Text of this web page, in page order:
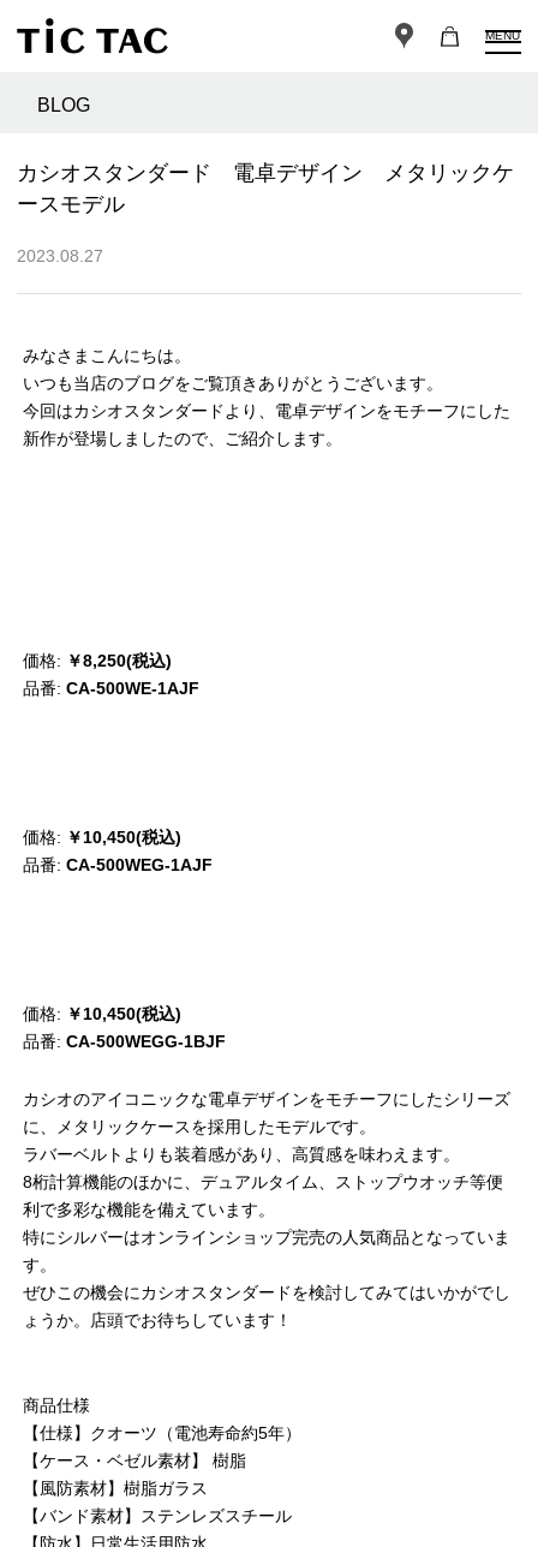
MENU
BLOG
カシオスタンダード 電卓デザイン メタリックケ
ースモデル
2023.08.27
みなさまこんにちは。
いつも当店のブログをご覧頂きありがとうございます。
今回はカシオスタンダードより、電卓デザインをモチーフにした
新作が登場しましたので、ご紹介します。
価格: ￥8,250(税込)
品番: CA-500WE-1AJF
価格: ￥10,450(税込)
品番: CA-500WEG-1AJF
価格: ￥10,450(税込)
品番: CA-500WEGG-1BJF
カシオのアイコニックな電卓デザインをモチーフにしたシリーズ
に、メタリックケースを採用したモデルです。
ラバーベルトよりも装着感があり、高質感を味わえます。
8桁計算機能のほかに、デュアルタイム、ストップウオッチ等便
利で多彩な機能を備えています。
特にシルバーはオンラインショップ完売の人気商品となっていま
す。
ぜひこの機会にカシオスタンダードを検討してみてはいかがでし
ょうか。店頭でお待ちしています！
商品仕様
【仕様】クオーツ（電池寿命約5年）
【ケース・ベゼル素材】 樹脂
【風防素材】樹脂ガラス
【バンド素材】ステンレズスチール